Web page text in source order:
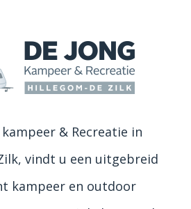
kampeer & Recreatie in
vindt u een uitgebreid
kampeer en outdoor